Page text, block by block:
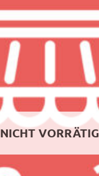
NICHT VORRÄTIG